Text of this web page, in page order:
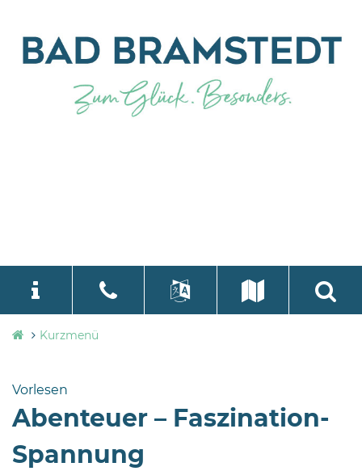
Stadtverwaltung
Bramstedt
Bleeck 15-
19
24576 Bad
Bramstedt
language
Kurzmenü
Vorlesen
Abenteuer – Faszination-
Spannung